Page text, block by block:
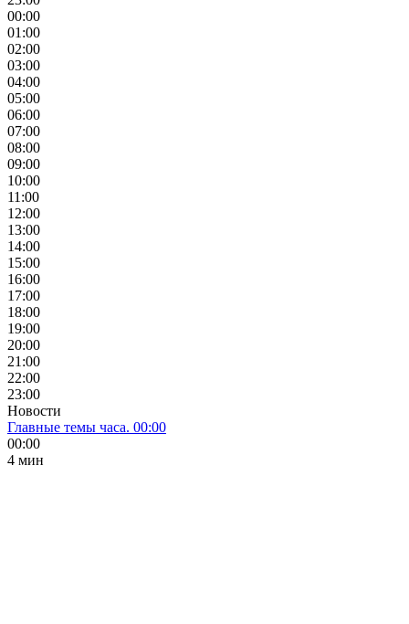
00:00
01:00
02:00
03:00
04:00
05:00
06:00
07:00
08:00
09:00
10:00
11:00
12:00
13:00
14:00
15:00
16:00
17:00
18:00
19:00
20:00
21:00
22:00
23:00
Новости
Главные темы часа. 00:00
00:00
4 мин